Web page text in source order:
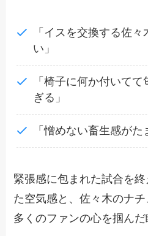
「イスを交換する佐
い」
「椅子に何か付いて
ぎる」
「憎めない畜生感がた
緊張感に包まれた試合を
た空気感と、佐々木のナチ
多くのファンの心を掴んだ